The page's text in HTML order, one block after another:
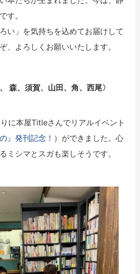
す。
い」を気持ちを込めてお届けして
、よろしくお願いいたします。
森、須賀、山田、角、西尾〉
に本屋Titleさんでリアルイベント
』発刊記念！ ）ができました。心
ミシマとスガも楽しそうです。